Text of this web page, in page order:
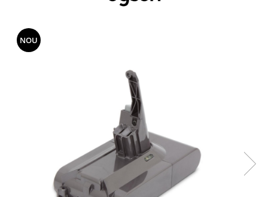
Cuptoare cu microunde
Hote
Accesorii si Piese Electrocasnice
Accesorii Piese Espressoare
Accesorii Piese Aspiratoare
NOU